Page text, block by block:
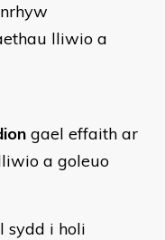
lliwio a
gael effaith ar
a goleuo
sydd i holi